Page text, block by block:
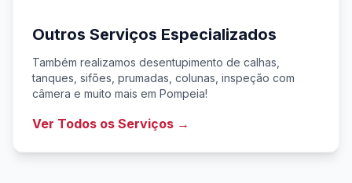
Outros Serviços Especializados
Também realizamos desentupimento de calhas,
tanques, sifões, prumadas, colunas, inspeção com
câmera e muito mais em Pompeia!
Ver Todos os Serviços →